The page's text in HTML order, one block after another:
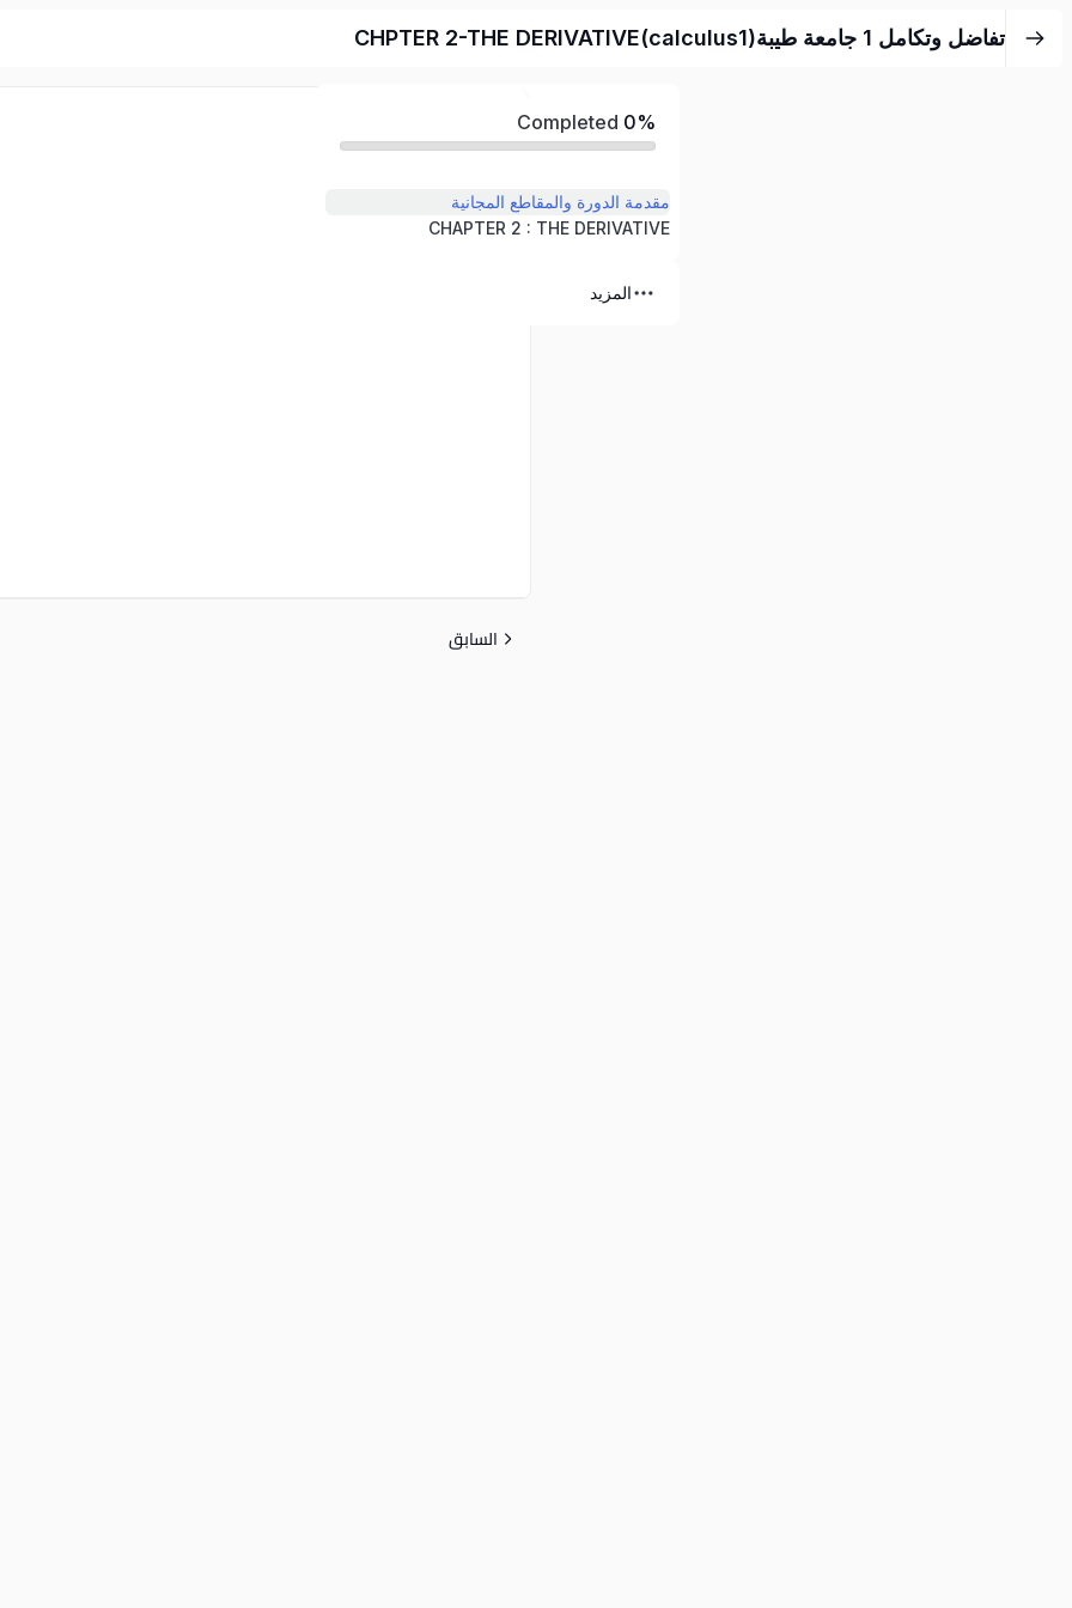
تفاضل وتكامل 1 جامعة طيبة(calculus1)CHPTER 2-THE DERIVATIVE
0%
مقدمة الدورة والمقاطع المجانية
CHAPTER 2 : THE DERIVATIVE
المزيد
السابق